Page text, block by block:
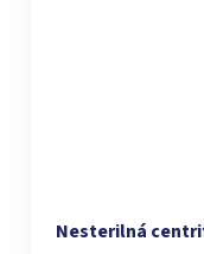
Nesterilná